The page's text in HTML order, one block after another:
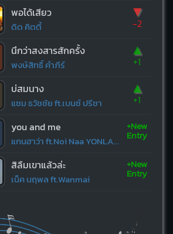
พอได้เสียว
ดิด คิตตี้
▼
-2
นึกว่าสงสารสักครั้ง
พงษ์สิทธิ์ คำภีร์
▲
+1
บ่สมนาง
แซม ธวัชชัย ft.เบนซ์ ปรีชา
▲
+1
you and me
แกนฮาว่า ft.Noi Naa YONLAPA
+New
Entry
สิลืมเขาแล้วล่ะ
เน็ค นฤพล ft.Wanmai
+New
Entry